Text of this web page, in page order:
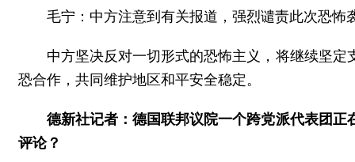
毛宁：中方注意到有关报道，强烈谴责此次恐
中方坚决反对一切形式的恐怖主义，将继续坚
恐合作，共同维护地区和平安全稳定。
德新社记者：德国联邦议院一个跨党派代表团
评论？